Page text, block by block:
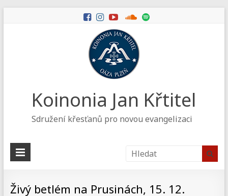
Koinonia Jan Křtitel
Sdružení křesťanů pro novou evangelizaci
Živý betlém na Prusinách, 15. 12.